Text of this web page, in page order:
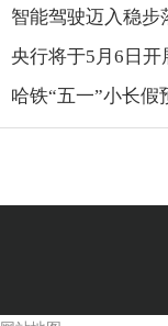
智能驾驶迈入稳步
央行将于5月6日
哈铁“五一”小长假